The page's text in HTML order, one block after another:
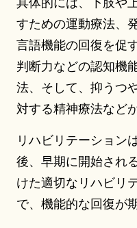
すための運動療法、
言語機能の回復を促
判断力などの認知機
法、そして、抑うつ
対する精神療法など
リハビリテーション
後、早期に開始され
けた適切なリハビリ
で、機能的な回復が